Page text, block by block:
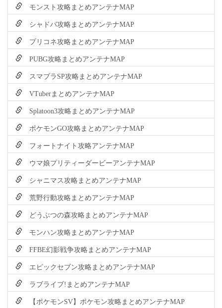
モンスト攻略まとめアンテナMAP
シャドバ攻略まとめアンテナMAP
プリコネ攻略まとめアンテナMAP
PUBG攻略まとめアンテナMAP
スマブラSP攻略まとめアンテナMAP
VTuberまとめアンテナMAP
Splatoon3攻略まとめアンテナMAP
ポケモンGO攻略まとめアンテナMAP
フォートナイト攻略アンテナMAP
ウマ娘プリティーダービーアンテナMAP
シャニマス攻略まとめアンテナMAP
荒野行動攻略まとめアンテナMAP
どうぶつの森攻略まとめアンテナMAP
モンハン攻略まとめアンテナMAP
FFBE幻影戦争攻略まとめアンテナMAP
エピックセブン攻略まとめアンテナMAP
ラブライブ!まとめアンテナMAP
【ポケモンSV】ポケモン攻略まとめアンテナMAP